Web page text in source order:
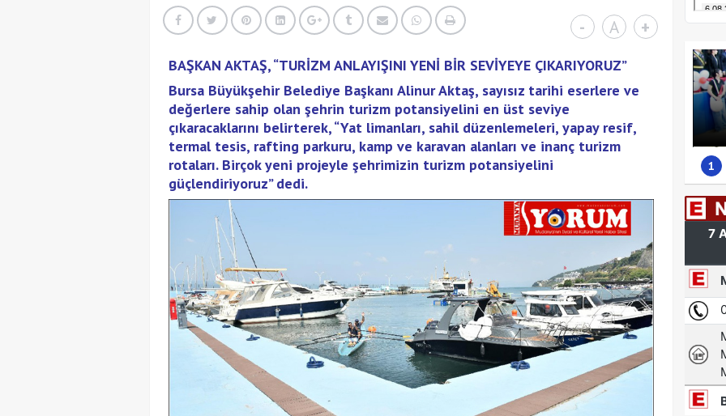
- A +
BAŞKAN AKTAŞ, “TURİZM ANLAYIŞINI YENİ BİR SEVİYEYE ÇIKARIYORUZ”
Bursa Büyükşehir Belediye Başkanı Alinur Aktaş, sayısız tarihi eserlere ve
değerlere sahip olan şehrin turizm potansiyelini en üst seviye
çıkaracaklarını belirterek, “Yat limanları, sahil düzenlemeleri, yapay resif,
termal tesis, rafting parkuru, kamp ve karavan alanları ve inanç turizm
rotaları. Birçok yeni projeyle şehrimizin turizm potansiyelini
güçlendiriyoruz” dedi.
1